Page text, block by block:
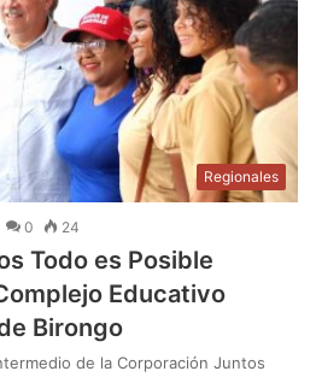
Regionales
0 24
Todo es Posible
Educativo
Birongo
de la Corporación Juntos